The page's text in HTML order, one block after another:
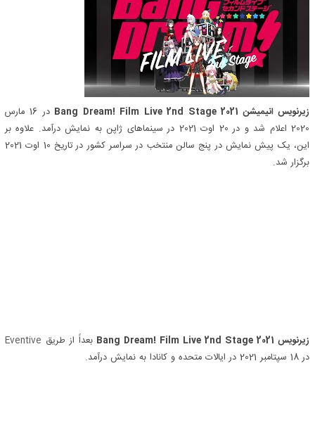
زیرنویس انیمیشن Bang Dream! Film Live 2nd Stage 2021
در 16 مارس
2020 اعلام شد و در 20 اوت 2021 در سینماهای ژاپن به نمایش درآمد. علاوه بر
این، یک پیش نمایش در پنج سالن منتخب در سراسر کشور در تاریخ 10 اوت 2021
برگزار شد.
زیرنویس Bang Dream! Film Live 2nd Stage 2021 بعداً از طریق Eventive
در 18 سپتامبر 2021 در ایالات متحده و کانادا به نمایش درآمد.